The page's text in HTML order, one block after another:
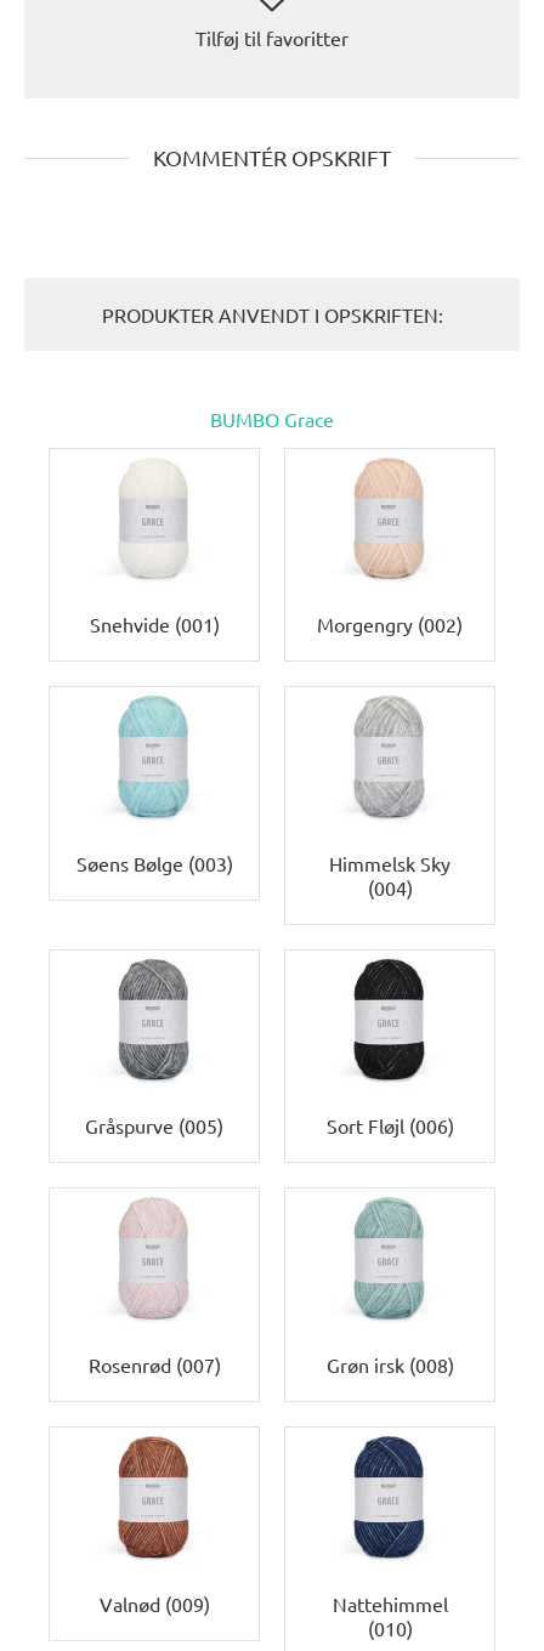
Tilføj til favoritter
KOMMENTÉR OPSKRIFT
PRODUKTER ANVENDT I OPSKRIFTEN:
BUMBO Grace
Snehvide (001) Morgengry (002)
Søens Bølge (003)
Himmelsk Sky
(004)
Gråspurve (005) Sort Fløjl (006)
Rosenrød (007) Grøn irsk (008)
Valnød (009)
Nattehimmel
(010)